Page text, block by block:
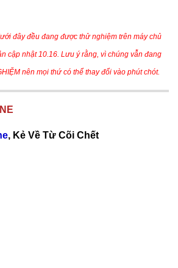
đây đều đang được thử nghiệm trên máy chủ
cập nhật 10.16. Lưu ý rằng, vì chúng vẫn đang
nên mọi thứ có thể thay đổi vào phút chót.
, Kẻ Về Từ Cõi Chết